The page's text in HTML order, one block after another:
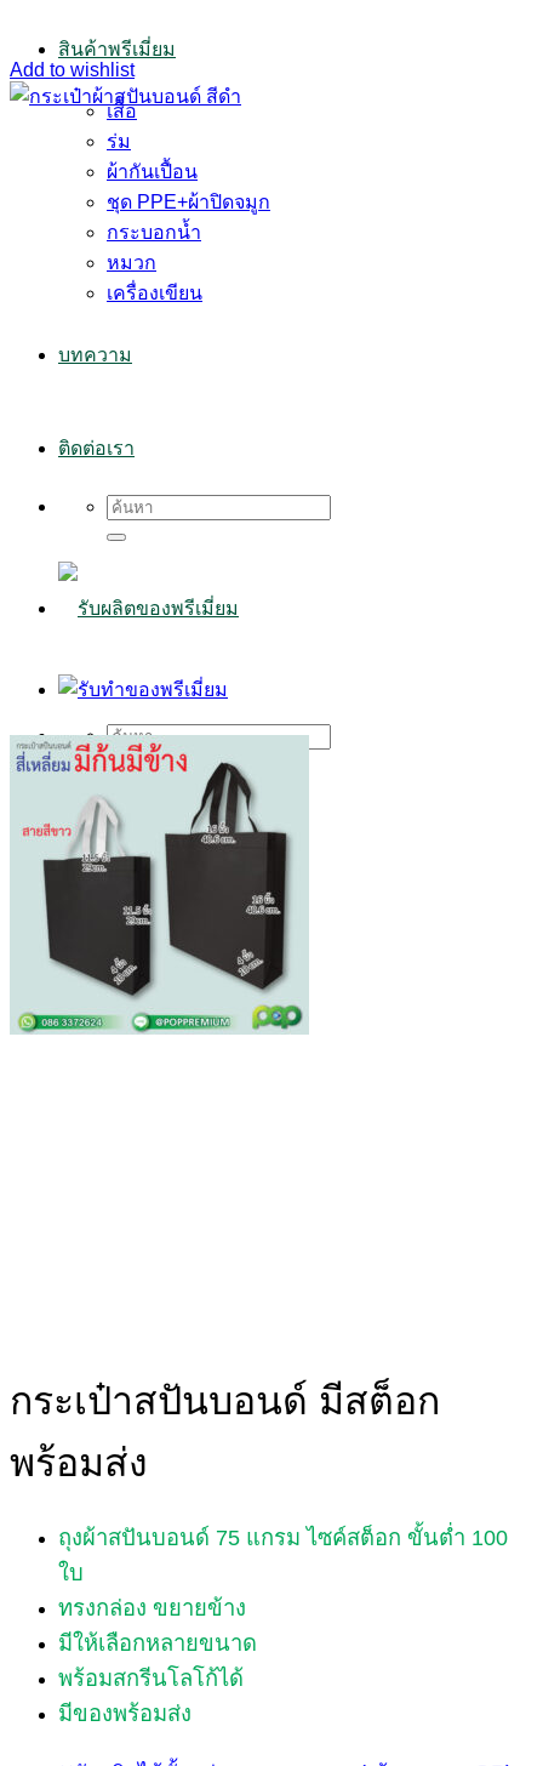
สินค้าพรีเมี่ยม
เสื้อ
ร่ม
ผ้ากันเปื้อน
ชุด PPE+ผ้าปิดจมูก
กระบอกน้ำ
หมวก
เครื่องเขียน
บทความ
ติดต่อเรา
Search
for:
Search
for:
Add to wishlist
กระเป๋าสปันบอนด์ มีสต็อก
พร้อมส่ง
ถุงผ้าสปันบอนด์ 75 แกรม ไซค์สต็อก ขั้นต่ำ 100
ใบ
ทรงกล่อง ขยายข้าง
มีให้เลือกหลายขนาด
พร้อมสกรีนโลโก้ได้
มีของพร้อมส่ง